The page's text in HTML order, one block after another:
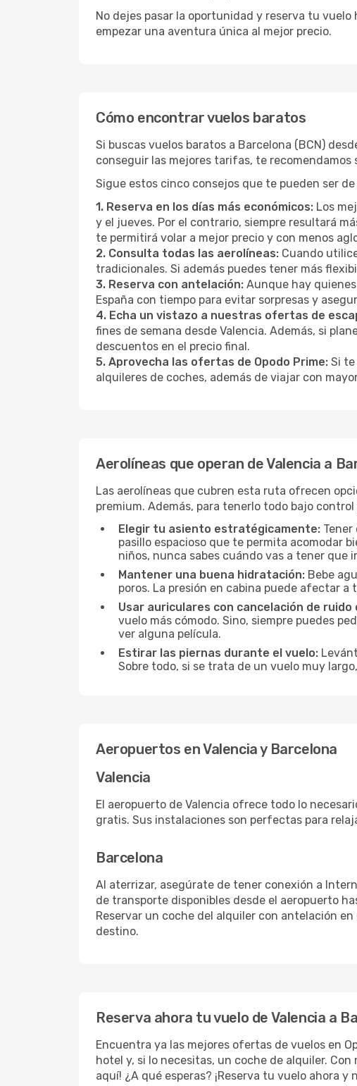
No dejes pasar la oportunidad y reserva tu vuelo
empezar una aventura única al mejor precio.
Cómo encontrar vuelos baratos
Si buscas vuelos baratos a Barcelona (BCN)
conseguir las mejores tarifas, te
Sigue estos cinco consejos que te pueden ser
1. Reserva en los días más económicos: Los
y el jueves. Por el contrario, siempre resultará
te permitirá volar a mejor precio y con menos
2. Consulta todas las aerolíneas: Cuando
tradicionales. Si además puedes tener más
3. Reserva con antelación: Aunque hay
España con tiempo para evitar sorpresas y
4. Echa un vistazo a nuestras ofertas de
fines de semana desde Valencia. Además, si
descuentos en el precio final.
5. Aprovecha las ofertas de Opodo Prime: Si
alquileres de coches, además de viajar con
Aerolíneas que operan de Valencia a
Las aerolíneas que cubren esta ruta ofrecen
premium. Además, para tenerlo todo bajo
Elegir tu asiento estratégicamente:
pasillo espacioso que te permita acomodar
niños, nunca sabes cuándo vas a tener que
Mantener una buena hidratación: Bebe
poros. La presión en cabina puede afectar
Usar auriculares con cancelación de
vuelo más cómodo. Sino, siempre puedes
ver alguna película.
Estirar las piernas durante el vuelo:
Sobre todo, si se trata de un vuelo muy
Aeropuertos en Valencia y Barcelona
Valencia
El aeropuerto de Valencia ofrece todo lo
gratis. Sus instalaciones son perfectas para
Barcelona
Al aterrizar, asegúrate de tener conexión a
de transporte disponibles desde el aeropuerto
Reservar un coche del alquiler con antelación
destino.
Reserva ahora tu vuelo de Valencia a
Encuentra ya las mejores ofertas de vuelos en
hotel y, si lo necesitas, un coche de alquiler.
aquí! ¿A qué esperas? ¡Reserva tu vuelo ahora y